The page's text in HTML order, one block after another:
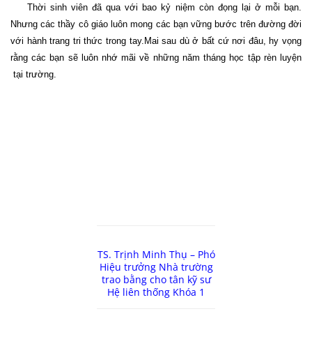
Thời sinh viên đã qua với bao kỷ niệm còn đọng lại ở mỗi bạn.
Nhưng các thầy cô giáo luôn mong các bạn vững bước trên đường đời
với hành trang tri thức trong tay.Mai sau dù ở bất cứ nơi đâu, hy vọng
rằng các bạn sẽ luôn nhớ mãi về những năm tháng học tập rèn luyện
tại trường.
TS. Trịnh Minh Thụ – Phó
Hiệu trưởng Nhà trường
trao bằng cho tân kỹ sư
Hệ liên thống Khóa 1